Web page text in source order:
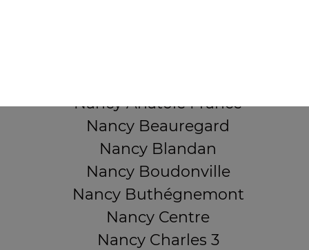
Nancy Anatole France
Nancy Beauregard
Nancy Blandan
Nancy Boudonville
Nancy Buthégnemont
Nancy Centre
Nancy Charles 3